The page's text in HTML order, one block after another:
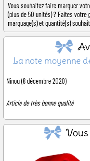
Vous souhaitez faire marquer
(plus de 50 unités) ? Faites votre
marquage(s) et quantité(s)
La note moyenne
Ninou(8 décembre 2020)
Article de très bonne qualité